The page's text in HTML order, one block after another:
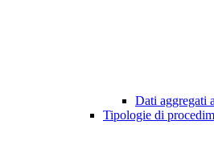
Dati aggregati
Tipologie di